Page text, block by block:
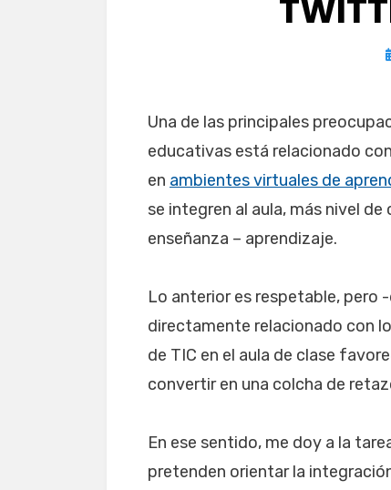
Una de las principales
educativas está relacionado
en ambientes virtuales de
se integren al aula, más nivel
enseñanza – aprendizaje.
Lo anterior es respetable, pero
directamente relacionado con
de TIC en el aula de clase
convertir en una colcha de
En ese sentido, me doy a la
pretenden orientar la